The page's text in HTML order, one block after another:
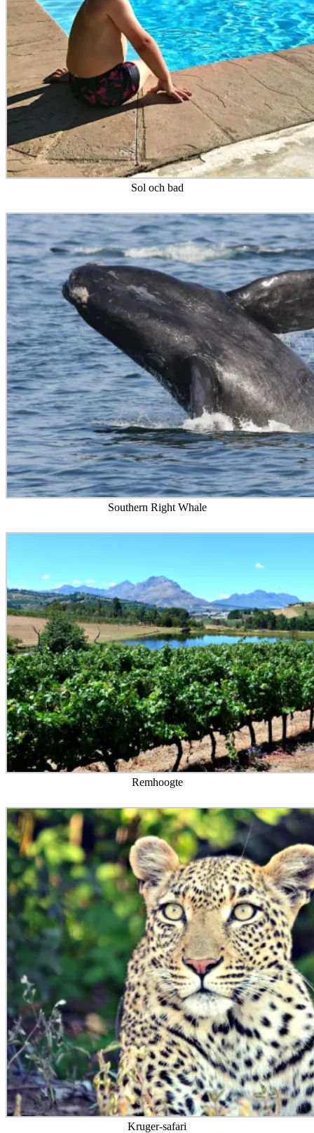
Sol och bad
Southern Right Whale
Remhoogte
Kruger-safari